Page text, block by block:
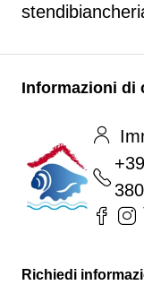
Informazioni di
Richiedi